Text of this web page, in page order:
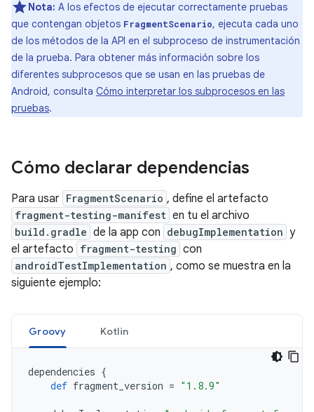
Nota: A los efectos de ejecutar correctamente pruebas
que contengan objetos FragmentScenario, ejecuta cada uno
de los métodos de la API en el subproceso de instrumentación
de la prueba. Para obtener más información sobre los
diferentes subprocesos que se usan en las pruebas de
Android, consulta Cómo interpretar los subprocesos en las
pruebas.
Cómo declarar dependencias
Para usar FragmentScenario , define el artefacto
fragment-testing-manifest en tu el archivo
build.gradle de la app con debugImplementation y
el artefacto fragment-testing con
androidTestImplementation , como se muestra en la
siguiente ejemplo:
Groovy Kotlin
dependencies {
def fragment_version = "1.8.9"